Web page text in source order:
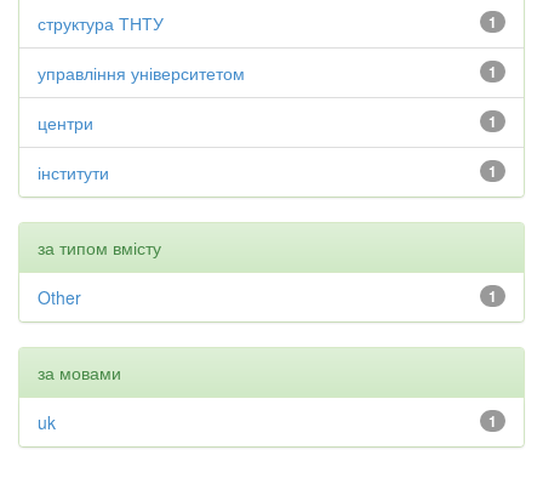
1
структура ТНТУ
1
управління університетом
1
центри
1
інститути
за типом вмісту
1
Other
за мовами
1
uk